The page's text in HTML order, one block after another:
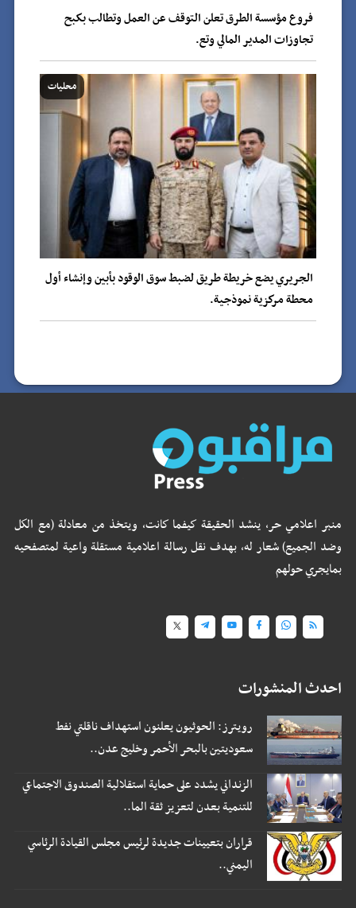
فروع مؤسسة الطرق تعلن التوقف عن العمل وتطالب بكبح
تجاوزات المدير المالي وتع.
محليات
الجريري يضع خريطة طريق لضبط سوق الوقود بأبين وإنشاء أول
محطة مركزية نموذجية.
منبر اعلامي حر، ينشد الحقيقة كيفما كانت، ويتخذ من معادلة (مع الكل
وضد الجميع) شعار له، بهدف نقل رسالة اعلامية مستقلة واعية لمتصفحيه
بمايجري حولهم
احدث المنشورات
رويترز: الحوثيون يعلنون استهداف ناقلتي نفط
سعوديتين بالبحر الأحمر وخليج عدن..
الزنداني يشدد على حماية استقلالية الصندوق الاجتماعي
للتنمية بعدن لتعزيز ثقة الما..
قراران بتعيينات جديدة لرئيس مجلس القيادة الرئاسي
اليمني..